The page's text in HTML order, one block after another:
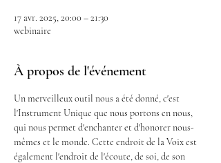
17 avr. 2025, 20:00 – 21:30
webinaire
À propos de l'événement
Un merveilleux outil nous a été donné, c'est
l'Instrument Unique que nous portons en nous,
qui nous permet d'enchanter et d'honorer nous-
mêmes et le monde. Cette endroit de la Voix est
également l'endroit de l'écoute, de soi, de son